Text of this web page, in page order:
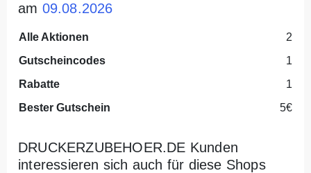
am 09.08.2026
Alle Aktionen
2
Gutscheincodes
1
Rabatte
1
Bester Gutschein
5€
DRUCKERZUBEHOER.DE Kunden
interessieren sich auch für diese Shops